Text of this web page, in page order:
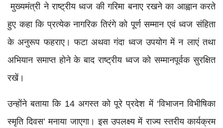
मुख्यमंत्री ने राष्ट्रीय ध्वज की गरिमा बनाए रखने का आह्वान करते
हुए कहा कि प्रत्येक नागरिक तिरंगे को पूर्ण सम्मान एवं ध्वज संहिता
के अनुरूप फहराए। फटा अथवा गंदा ध्वज उपयोग में न लाएं तथा
अभियान समाप्त होने के बाद राष्ट्रीय ध्वज को सम्मानपूर्वक सुरक्षित
रखें।
उन्होंने बताया कि 14 अगस्त को पूरे प्रदेश में ‘विभाजन विभीषिका
स्मृति दिवस’ मनाया जाएगा। इस उपलक्ष्य में राज्य स्तरीय कार्यक्रम